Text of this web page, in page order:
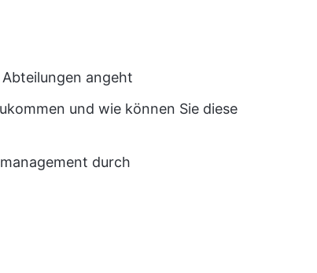
angeht
und wie können Sie diese
durch